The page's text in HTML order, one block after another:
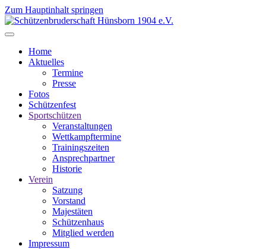
Zum Hauptinhalt springen
Home
Aktuelles
Termine
Presse
Fotos
Schützenfest
Sportschützen
Veranstaltungen
Wettkampftermine
Trainingszeiten
Ansprechpartner
Historie
Verein
Satzung
Vorstand
Majestäten
Schützenhaus
Mitglied werden
Impressum